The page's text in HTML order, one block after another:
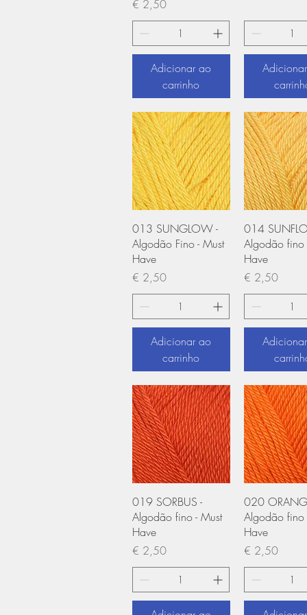
Preço
€ 2,50
Adicionar ao
carrinho
Visualização rápida
013 SUNGLOW -
Algodão Fino - Must
Have
Preço
€ 2,50
Adicionar ao
carrinho
Visualização
014
Algodão fino
Have
Preço
€ 2,50
Visualização rápida
019 SORBUS -
Algodão fino - Must
Have
Preço
€ 2,50
Visualização
020
Algodão fino
Have
Preço
€ 2,50